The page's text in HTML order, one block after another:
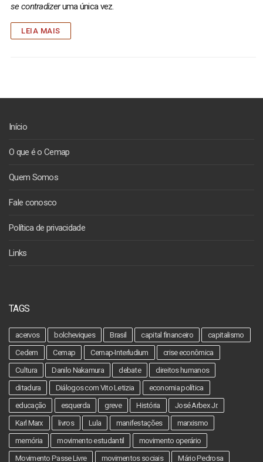
se contradizeruma única vez.
LEIA MAIS
Início
O que é o Cemap
Quem Somos
Fale conosco
Política de privacidade
Links
TAGS
acervos bolcheviques Brasil capital financeiro
capitalismo
Cedem
Cemap Cemap-Interludium
crise econômica
Cultura
Danilo Nakamura debate
direitos humanos
ditadura
Diálogos com Vito Letizia
economia política
educação
esquerda greve História
José Arbex Jr.
Karl Marx
livros Lula manifestações
marxismo
memória
movimento estudantil
movimento operário
Movimento Passe Livre
movimentos sociais Mário Pedrosa